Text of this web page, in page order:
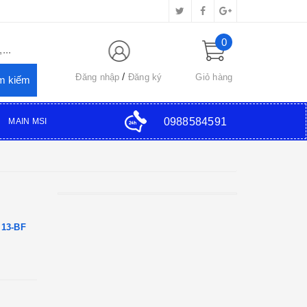
Đăng nhập Đăng ký
0
Giỏ hàng
MAIN MSI 0988584591
BF